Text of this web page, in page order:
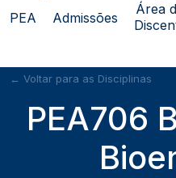
PEA Admissões
Área
← Voltar para as Disciplinas
PEA706